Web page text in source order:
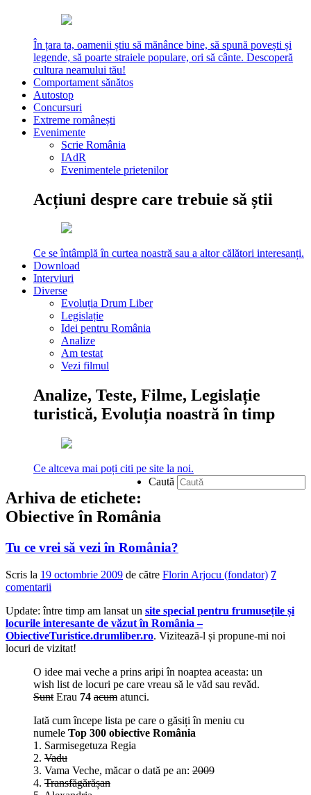
În țara ta, oamenii știu să mănânce bine, să spună povești și
legende, să poarte straiele populare, ori să cânte. Descoperă
cultura neamului tău!
Comportament sănătos
Autostop
Concursuri
Extreme românești
Evenimente
Scrie România
IAdR
Evenimentele prietenilor
Acțiuni despre care trebuie să știi
Ce se întâmplă în curtea noastră sau a altor călători interesanți.
Download
Interviuri
Diverse
Evoluția Drum Liber
Legislație
Idei pentru România
Analize
Am testat
Vezi filmul
Analize, Teste, Filme, Legislație
turistică, Evoluția noastră în timp
Ce altceva mai poți citi pe site la noi.
Caută
Arhiva de etichete:
Obiective în România
Tu ce vrei să vezi în România?
Scris la 19 octombrie 2009 de către Florin Arjocu (fondator) 7
comentarii
Update: între timp am lansat un site special pentru frumusețile și
locurile interesante de văzut în România –
ObiectiveTuristice.drumliber.ro. Vizitează-l și propune-mi noi
locuri de vizitat!
O idee mai veche a prins aripi în noaptea aceasta: un
wish list de locuri pe care vreau să le văd sau revăd.
Sunt Erau 74 acum atunci.
Iată cum începe lista pe care o găsiți în meniu cu
numele Top 300 obiective România
1. Sarmisegetuza Regia
2. Vadu
3. Vama Veche, măcar o dată pe an: 2009
4. Transfăgărășan